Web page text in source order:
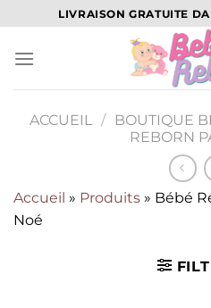
au
contenu
LIVRAISON GRATUITE
ACCUEIL / BOUTIQUE
REBORN
Accueil » Produits » Bébé
Noé